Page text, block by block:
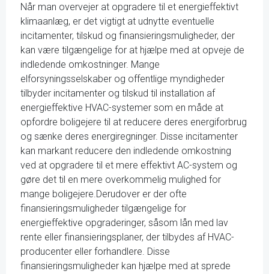
Når man overvejer at opgradere til et energieffektivt
klimaanlæg, er det vigtigt at udnytte eventuelle
incitamenter, tilskud og finansieringsmuligheder, der
kan være tilgængelige for at hjælpe med at opveje de
indledende omkostninger. Mange
elforsyningsselskaber og offentlige myndigheder
tilbyder incitamenter og tilskud til installation af
energieffektive HVAC-systemer som en måde at
opfordre boligejere til at reducere deres energiforbrug
og sænke deres energiregninger. Disse incitamenter
kan markant reducere den indledende omkostning
ved at opgradere til et mere effektivt AC-system og
gøre det til en mere overkommelig mulighed for
mange boligejere.Derudover er der ofte
finansieringsmuligheder tilgængelige for
energieffektive opgraderinger, såsom lån med lav
rente eller finansieringsplaner, der tilbydes af HVAC-
producenter eller forhandlere. Disse
finansieringsmuligheder kan hjælpe med at sprede